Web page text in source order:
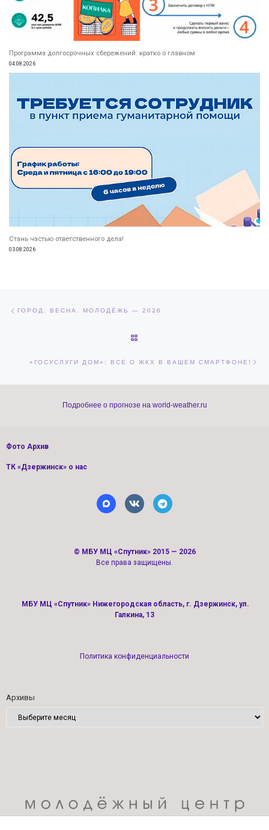
Программа долгосрочных сбережений: кратко о главном
04.08.2026
Стань частью ответственного дела!
03.08.2026
ГОРОД. ВЕСНА. МОЛОДЁЖЬ — 2026
«ГОСУСЛУГИ ДОМ»: ВСЕ О ЖКХ В ВАШЕМ СМАРТФОНЕ!
Подробнее о прогнозе на world-weather.ru
Фото Архив
ТК «Дзержинск» о нас
© МБУ МЦ «Спутник» 2015 — 2026
Все права защищены.
МБУ МЦ «Спутник» Нижегородская область, г. Дзержинск, ул.
Галкина, 13
Политика конфиденциальности
Архивы